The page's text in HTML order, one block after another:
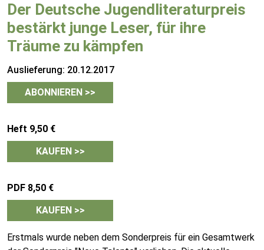
Der Deutsche Jugendliteraturpreis
bestärkt junge Leser, für ihre
Träume zu kämpfen
Auslieferung: 20.12.2017
ABONNIEREN >>
Heft 9,50 €
KAUFEN >>
PDF 8,50 €
KAUFEN >>
Erstmals wurde neben dem Sonderpreis für ein Gesamtwerk